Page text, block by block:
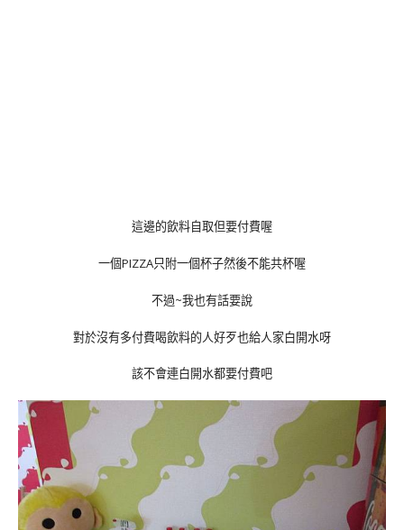
這邊的飲料自取但要付費喔
一個PIZZA只附一個杯子然後不能共杯喔
不過~我也有話要說
對於沒有多付費喝飲料的人好歹也給人家白開水呀
該不會連白開水都要付費吧